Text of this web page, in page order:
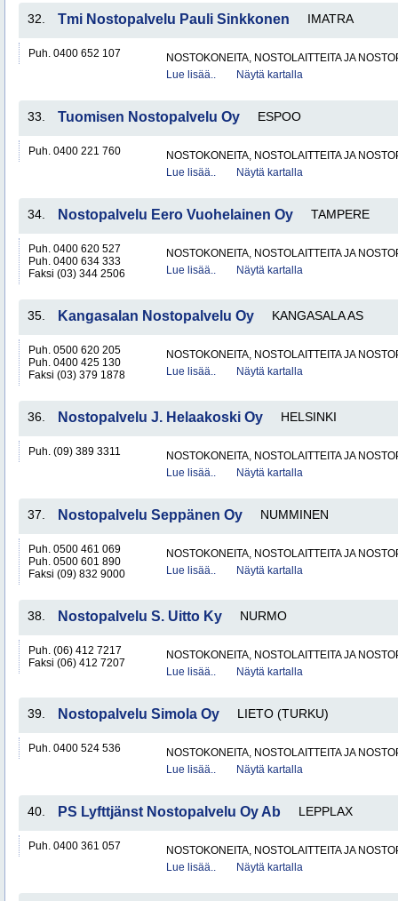
32. Tmi Nostopalvelu Pauli Sinkkonen IMATRA
Puh. 0400 652 107
NOSTOKONEITA, NOSTOLAITTEITA JA
Lue lisää..
Näytä kartalla
33. Tuomisen Nostopalvelu Oy ESPOO
Puh. 0400 221 760
NOSTOKONEITA, NOSTOLAITTEITA JA
Lue lisää..
Näytä kartalla
34. Nostopalvelu Eero Vuohelainen Oy TAMPERE
Puh. 0400 620 527
Puh. 0400 634 333
Faksi (03) 344 2506
NOSTOKONEITA, NOSTOLAITTEITA JA
Lue lisää..
Näytä kartalla
35. Kangasalan Nostopalvelu Oy KANGASALA AS
Puh. 0500 620 205
Puh. 0400 425 130
Faksi (03) 379 1878
NOSTOKONEITA, NOSTOLAITTEITA JA
Lue lisää..
Näytä kartalla
36. Nostopalvelu J. Helaakoski Oy HELSINKI
Puh. (09) 389 3311
NOSTOKONEITA, NOSTOLAITTEITA JA
Lue lisää..
Näytä kartalla
37. Nostopalvelu Seppänen Oy NUMMINEN
Puh. 0500 461 069
Puh. 0500 601 890
Faksi (09) 832 9000
NOSTOKONEITA, NOSTOLAITTEITA JA
Lue lisää..
Näytä kartalla
38. Nostopalvelu S. Uitto Ky NURMO
Puh. (06) 412 7217
Faksi (06) 412 7207
NOSTOKONEITA, NOSTOLAITTEITA JA
Lue lisää..
Näytä kartalla
39. Nostopalvelu Simola Oy LIETO (TURKU)
Puh. 0400 524 536
NOSTOKONEITA, NOSTOLAITTEITA JA
Lue lisää..
Näytä kartalla
40. PS Lyfttjänst Nostopalvelu Oy Ab LEPPLAX
Puh. 0400 361 057
NOSTOKONEITA, NOSTOLAITTEITA JA
Lue lisää..
Näytä kartalla